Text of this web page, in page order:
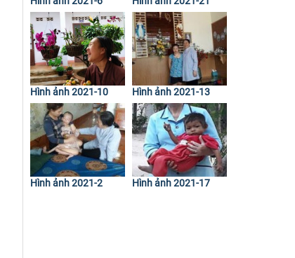
Hình ảnh 2021-10 Hình ảnh 2021-13
Hình ảnh 2021-2 Hình ảnh 2021-17